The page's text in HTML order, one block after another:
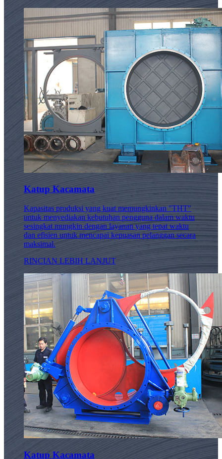
Katup Kacamata
Kapasitas produksi yang kuat memungkinkan "THT"
untuk menyediakan kebutuhan pengguna dalam waktu
sesingkat mungkin dengan layanan yang tepat waktu
dan efisien untuk mencapai kepuasan pelanggan secara
maksimal.
RINCIAN LEBIH LANJUT
Katup Kacamata